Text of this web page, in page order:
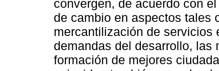
convergen, de acuerdo con
de cambio en aspectos tales
mercantilización de servicios
demandas del desarrollo,
formación de mejores